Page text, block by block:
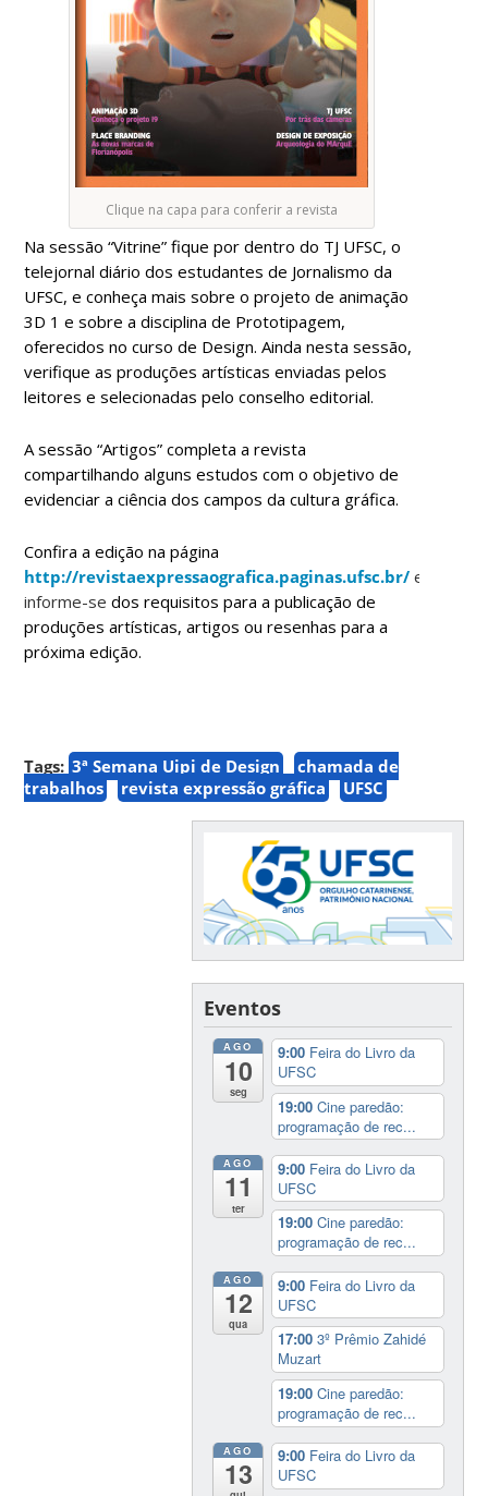
Clique na capa para conferir a revista
Na sessão “Vitrine” fique por dentro do TJ UFSC, o
telejornal diário dos estudantes de Jornalismo da
UFSC, e conheça mais sobre o projeto de animação
3D 1 e sobre a disciplina de Prototipagem,
oferecidos no curso de Design. Ainda nesta sessão,
verifique as produções artísticas enviadas pelos
leitores e selecionadas pelo conselho editorial.
A sessão “Artigos” completa a revista
compartilhando alguns estudos com o objetivo de
evidenciar a ciência dos campos da cultura gráfica.
Confira a edição na página
http://revistaexpressaografica.paginas.ufsc.br/ e
informe-sedos requisitos para a publicação de
produções artísticas, artigos ou resenhas para a
próxima edição.
Tags: 3ª Semana Uipi de Design
chamada de
trabalhos
revista expressão gráfica UFSC
Eventos
AGO
10
seg
9:00 Feira do Livro da
UFSC
19:00Cine paredão:
programação de rec...
AGO
11
ter
9:00 Feira do Livro da
UFSC
19:00Cine paredão:
programação de rec...
AGO
12
qua
9:00 Feira do Livro da
UFSC
17:003º Prêmio Zahidé
Muzart
19:00Cine paredão:
programação de rec...
AGO
13
9:00 Feira do Livro da
UFSC